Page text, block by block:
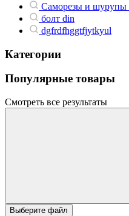
Саморезы и
болт din
dgfrdfhggtfjytkyul
Категории
Популярные товары
Смотреть все результаты
Выберите файл